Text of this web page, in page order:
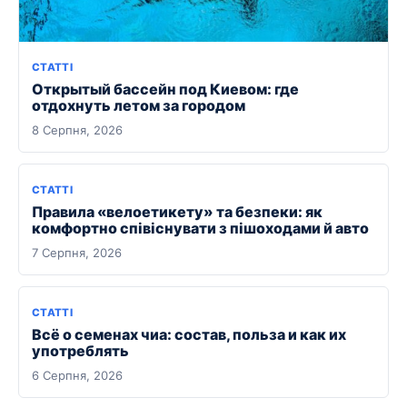
СТАТТІ
Открытый бассейн под Киевом: где
отдохнуть летом за городом
8 Серпня, 2026
СТАТТІ
Правила «велоетикету» та безпеки: як
комфортно співіснувати з пішоходами й авто
7 Серпня, 2026
СТАТТІ
Всё о семенах чиа: состав, польза и как их
употреблять
6 Серпня, 2026